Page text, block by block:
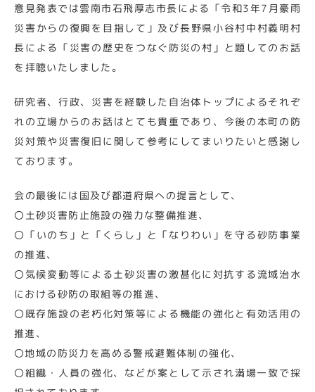
意見発表では雲南市石飛厚志市長による「令和3年7月豪雨
災害からの復興を目指して」及び長野県小谷村中村義明村
長による「災害の歴史をつなぐ防災の村」と題してのお話
を拝聴いたしました。
研究者、行政、災害を経験した自治体トップによるそれぞ
れの立場からのお話はとても貴重であり、今後の本町の防
災対策や災害復旧に関して参考にしてまいりたいと感謝し
ております。
会の最後には国及び都道府県への提言として、
〇土砂災害防止施設の強力な整備推進、
〇「いのち」と「くらし」と「なりわい」を守る砂防事業
の推進、
〇気候変動等による土砂災害の激甚化に対抗する流域治水
における砂防の取組等の推進、
〇既存施設の老朽化対策等による機能の強化と有効活用の
推進、
〇地域の防災力を高める警戒避難体制の強化、
〇組織・人員の強化、などが案として示され満場一致で採